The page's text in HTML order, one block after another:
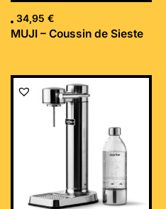
34,95 €
MUJI – Coussin de Sieste